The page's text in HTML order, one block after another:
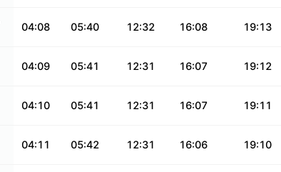
04:08 05:40 12:32 16:08 19:13
04:09 05:41 12:31 16:07 19:12
04:10 05:41 12:31 16:07 19:11
04:11 05:42 12:31 16:06 19:10